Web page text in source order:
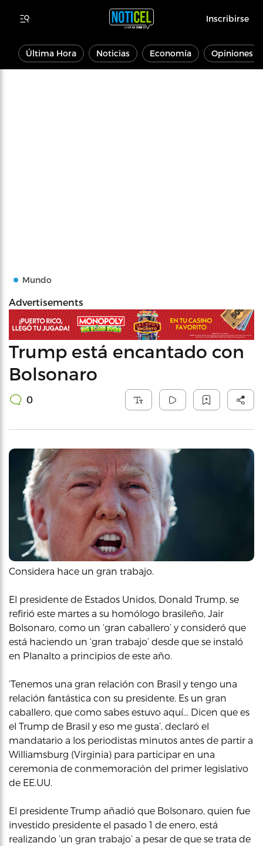
Inscribirse
Última Hora Noticias Economía Opiniones
Mundo
Advertisements
Trump está encantado con
Bolsonaro
0
Considera hace un gran trabajo.
El presidente de Estados Unidos, Donald Trump, se
refirió este martes a su homólogo brasileño, Jair
Bolsonaro, como un ‘gran caballero’ y consideró que
está haciendo un ‘gran trabajo’ desde que se instaló
en Planalto a principios de este año.
‘Tenemos una gran relación con Brasil y tengo una
relación fantástica con su presidente. Es un gran
caballero, que como sabes estuvo aquí… Dicen que es
el Trump de Brasil y eso me gusta’, declaró el
mandatario a los periodistas minutos antes de partir a
Williamsburg (Virginia) para participar en una
ceremonia de conmemoración del primer legislativo
de EE.UU.
El presidente Trump añadió que Bolsonaro, quien fue
investido presidente el pasado 1 de enero, está
realizando ‘un gran trabajo’ a pesar de que se trata de